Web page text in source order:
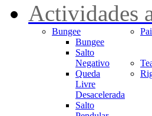
Actividades
Bungee
Bungee
Salto
Negativo
Queda
Livre
Desacelerada
Salto